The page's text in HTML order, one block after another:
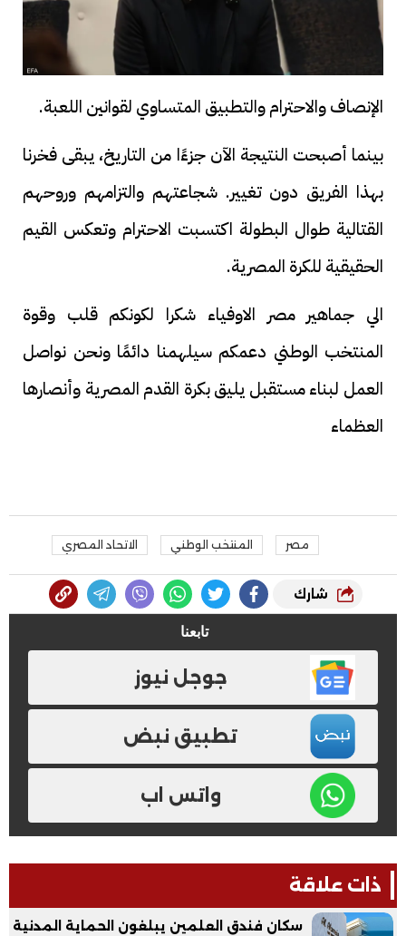
الإنصاف والاحترام والتطبيق المتساوي لقوانين اللعبة.
بينما أصبحت النتيجة الآن جزءًا من التاريخ، يبقى فخرنا
بهذا الفريق دون تغيير. شجاعتهم والتزامهم وروحهم
القتالية طوال البطولة اكتسبت الاحترام وتعكس القيم
الحقيقية للكرة المصرية.
الي جماهير مصر الاوفياء شكرا لكونكم قلب وقوة
المنتخب الوطني دعمكم سيلهمنا دائمًا ونحن نواصل
العمل لبناء مستقبل يليق بكرة القدم المصرية وأنصارها
العظماء
مصر المنتخب الوطني الاتحاد المصري
شارك
تابعنا
جوجل نيوز
تطبيق نبض
واتس اب
ذات علاقة
سكان فندق العلمين يبلغون الحماية المدنية